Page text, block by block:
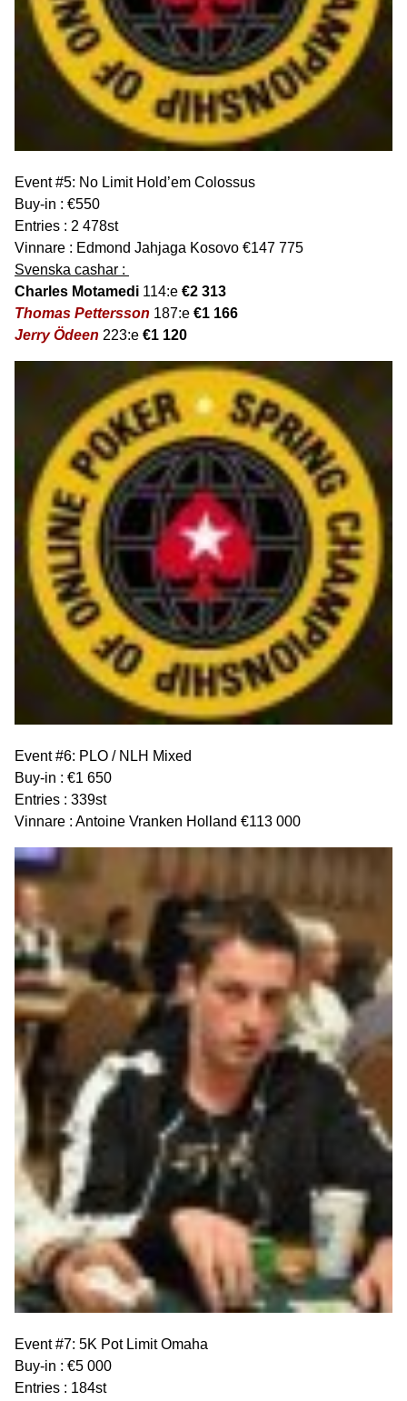
Event #5: No Limit Hold’em Colossus
Buy-in : €550
Entries : 2 478st
Vinnare : Edmond Jahjaga Kosovo €147 775
Svenska cashar :
Charles Motamedi 114:e €2 313
Thomas Pettersson 187:e €1 166
Jerry Ödeen 223:e €1 120
Event #6: PLO / NLH Mixed
Buy-in : €1 650
Entries : 339st
Vinnare : Antoine Vranken Holland €113 000
Event #7: 5K Pot Limit Omaha
Buy-in : €5 000
Entries : 184st